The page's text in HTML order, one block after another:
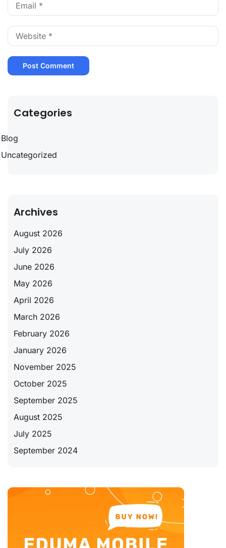
Categories
Blog
Uncategorized
Archives
August 2026
July 2026
June 2026
May 2026
April 2026
March 2026
February 2026
January 2026
November 2025
October 2025
September 2025
August 2025
July 2025
September 2024